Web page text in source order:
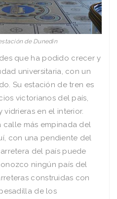
de Dunedin
que ha podido crecer y
universitaria, con un
Su estación de tren es
victorianos del país,
en el interior.
calle más empinada del
con una pendiente del
del país puede
ningún país del
construidas con
de los